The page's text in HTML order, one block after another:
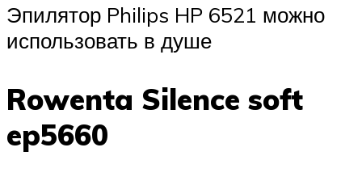
Эпилятор Philips HP 6521 можно
использовать в душе
Rowenta Silence soft
ep5660